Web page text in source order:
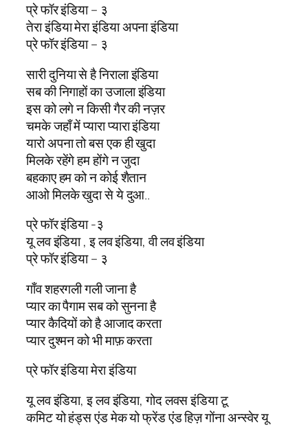
प्रे फॉर इंडिया – ३
तेरा इंडिया मेरा इंडिया अपना इंडिया
प्रे फॉर इंडिया – ३
सारी दुनिया से है निराला इंडिया
सब की निगाहों का उजाला इंडिया
इस को लगे न किसी गैर की नज़र
चमके जहाँ में प्यारा प्यारा इंडिया
यारो अपना तो बस एक ही खुदा
मिलके रहेंगे हम होंगे न जुदा
बहकाए हम को न कोई शैतान
आओ मिलके खुदा से ये दुआ..
प्रे फॉर इंडिया -३
यू लव इंडिया , इ लव इंडिया, वी लव इंडिया
प्रे फॉर इंडिया – ३
गाँव शहरगली गली जाना है
प्यार का पैगाम सब को सुनना है
प्यार कैदियों को है आजाद करता
प्यार दुश्मन को भी माफ़ करता
प्रे फॉर इंडिया मेरा इंडिया
यू लव इंडिया, इ लव इंडिया, गोद लवस इंडिया टू
कमिट यो हंड्स एंड मेक यो फ्रेंड एंड हिज़ गोंना अन्स्वेर यू